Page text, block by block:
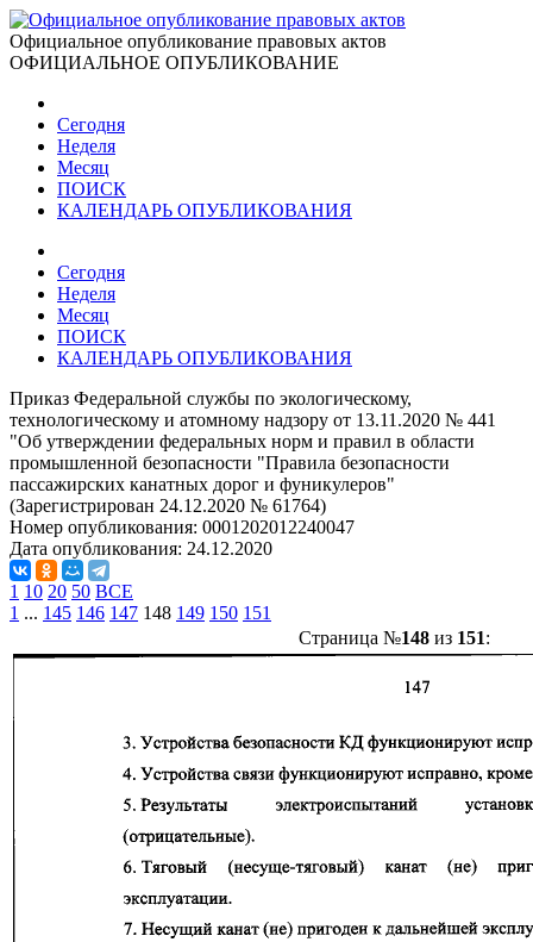
Официальное опубликование правовых актов
ОФИЦИАЛЬНОЕ ОПУБЛИКОВАНИЕ
Сегодня
Неделя
Месяц
ПОИСК
КАЛЕНДАРЬ ОПУБЛИКОВАНИЯ
Сегодня
Неделя
Месяц
ПОИСК
КАЛЕНДАРЬ ОПУБЛИКОВАНИЯ
Приказ Федеральной службы по экологическому,
технологическому и атомному надзору от 13.11.2020 № 441
"Об утверждении федеральных норм и правил в области
промышленной безопасности "Правила безопасности
пассажирских канатных дорог и фуникулеров"
(Зарегистрирован 24.12.2020 № 61764)
Номер опубликования: 0001202012240047
Дата опубликования: 24.12.2020
1 10 20 50 ВСЕ
1 ... 145 146 147 148 149 150 151
Страница №148из 151: